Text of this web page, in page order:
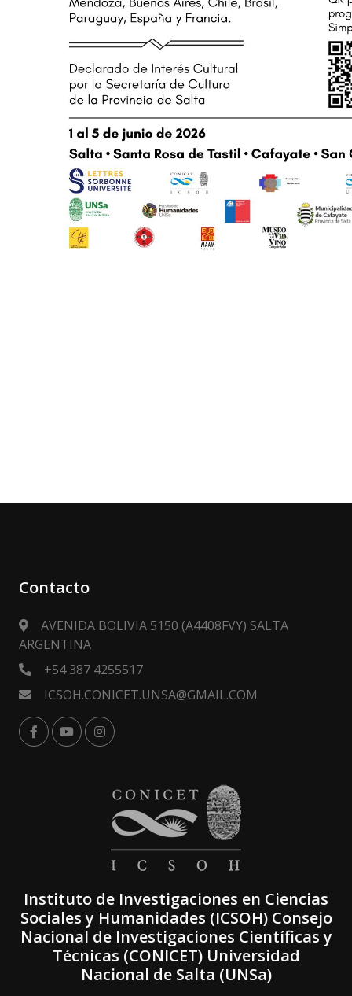
Contacto
AVENIDA BOLIVIA 5150 (A4408FVY) SALTA
ARGENTINA
+54 387 4255517
ICSOH.CONICET.UNSA@GMAIL.COM
Instituto de Investigaciones en Ciencias
Sociales y Humanidades (ICSOH) Consejo
Nacional de Investigaciones Científicas y
Técnicas (CONICET) Universidad
Nacional de Salta (UNSa)